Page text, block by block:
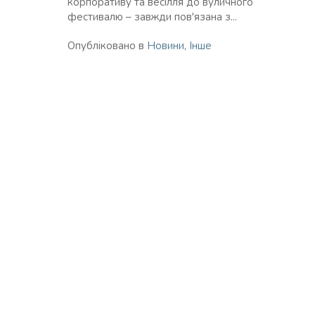
фестивалю – завжди пов'язана з...
Опубліковано в Новини, Інше